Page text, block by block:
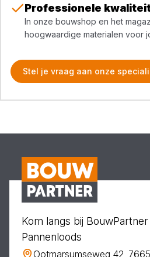
Professionele
In onze bouwshop en het
hoogwaardige materialen voor
Stel je vraag aan onze
Kom langs bij
Pannenloods
Ootmarsumseweg 42,